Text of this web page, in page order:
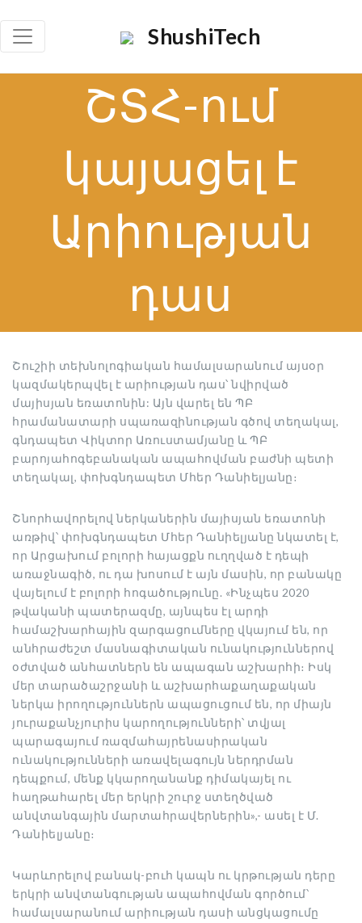
ShushiTech
ՇՏՀ-ում
կայացել է
Արիության
դաս
Շուշիի տեխնոլոգիական համալսարանում այսօր
կազմակերպվել է արիության դաս՝ նվիրված
մայիսյան եռատոնին: Այն վարել են ՊԲ
հրամանատարի սպառազինության գծով տեղակալ,
գնդապետ Վիկտոր Առուստամյանը և ՊԲ
բարոյահոգեբանական ապահովման բաժնի պետի
տեղակալ, փոխգնդապետ Մհեր Դանիելյանը։
Շնորհավորելով ներկաներին մայիսյան եռատոնի
առթիվ՝ փոխգնդապետ Մհեր Դանիելյանը նկատել է,
որ Արցախում բոլորի հայացքն ուղղված է դեպի
առաջնագիծ, ու դա խոսում է այն մասին, որ բանակը
վայելում է բոլորի հոգածությունը. «Ինչպես 2020
թվականի պատերազմը, այնպես էլ արդի
համաշխարհային զարգացումները վկայում են, որ
անհրաժեշտ մասնագիտական ունակություններով
օժտված անհատներն են ապագան աշխարհի։ Իսկ
մեր տարածաշրջանի և աշխարհաքաղաքական
ներկա իրողություններն ապացուցում են, որ միայն
յուրաքանչյուրիս կարողությունների՝ տվյալ
պարագայում ռազմահայրենասիրական
ունակությունների առավելագույն ներդրման
դեպքում, մենք կկարողանանք դիմակայել ու
հաղթահարել մեր երկրի շուրջ ստեղծված
անվտանգային մարտահրավերներին»,- ասել է Մ.
Դանիելյանը։
Կարևորելով բանակ-բուհ կապն ու կրթության դերը
երկրի անվտանգության ապահովման գործում՝
համալսարանում արիության դասի անցկացումը